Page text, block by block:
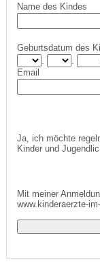
Name des Kindes
Geburtsdatum des
Email
Ja, ich möchte
Kinder und
Mit meiner
www.kinderaerzte-